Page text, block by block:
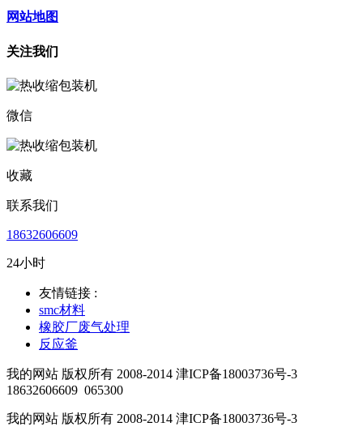
网站地图
关注我们
微信
收藏
联系我们
18632606609
24小时
友情链接 :
smc材料
橡胶厂废气处理
反应釜
我的网站 版权所有 2008-2014 津ICP备18003736号-3
18632606609 065300
我的网站 版权所有 2008-2014 津ICP备18003736号-3